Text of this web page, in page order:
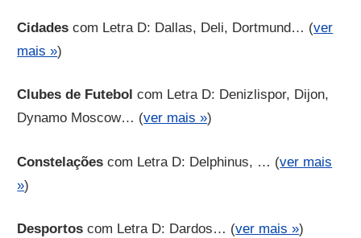
Cidades com Letra D: Dallas, Deli, Dortmund… (ver
mais »)
Clubes de Futebol com Letra D: Denizlispor, Dijon,
Dynamo Moscow… (ver mais »)
Constelações com Letra D: Delphinus, … (ver mais
»)
Desportos com Letra D: Dardos… (ver mais »)